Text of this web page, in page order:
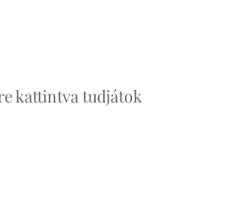
kattintva tudjátok